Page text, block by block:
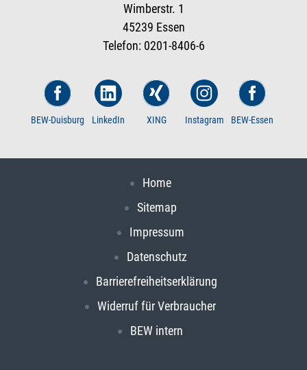
Wimberstr. 1
45239 Essen
Telefon: 0201-8406-6
BEW-Duisburg LinkedIn XING Instagram BEW-Essen
Home
Sitemap
Impressum
Datenschutz
Barrierefreiheitserklärung
Widerruf für Verbraucher
BEW intern